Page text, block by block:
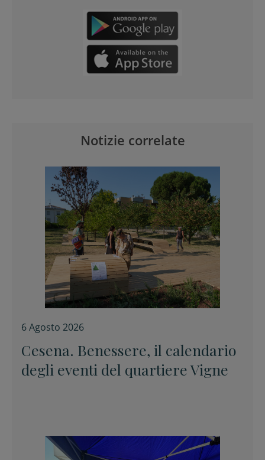
Notizie correlate
6 Agosto 2026
Cesena. Benessere, il calendario
degli eventi del quartiere Vigne